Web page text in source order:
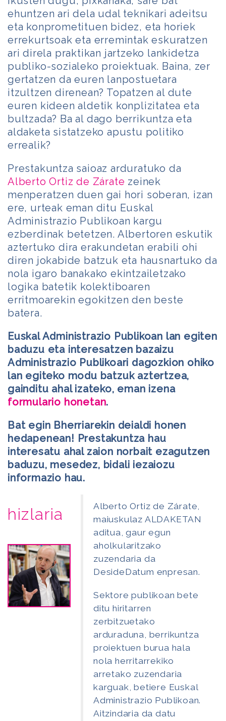
ehuntzen ari dela udal teknikari adeitsu
eta konprometituen bidez, eta horiek
errekurtsoak eta erremintak eskuratzen
ari direla praktikan jartzeko lankidetza
publiko-sozialeko proiektuak. Baina, zer
gertatzen da euren lanpostuetara
itzultzen direnean? Topatzen al dute
euren kideen aldetik konplizitatea eta
bultzada? Ba al dago berrikuntza eta
aldaketa sistatzeko apustu politiko
errealik?
Prestakuntza saioaz arduratuko da
Alberto Ortiz de Zárate zeinek
menperatzen duen gai hori soberan, izan
ere, urteak eman ditu Euskal
Administrazio Publikoan kargu
ezberdinak betetzen. Albertoren eskutik
aztertuko dira erakundetan erabili ohi
diren jokabide batzuk eta hausnartuko da
nola igaro banakako ekintzailetzako
logika batetik kolektiboaren
erritmoarekin egokitzen den beste
batera.
Euskal Administrazio Publikoan lan egiten
baduzu eta interesatzen bazaizu
Administrazio Publikoari dagozkion ohiko
lan egiteko modu batzuk aztertzea,
gainditu ahal izateko, eman izena
formulario honetan.
Bat egin Bherriarekin deialdi honen
hedapenean! Prestakuntza hau
interesatu ahal zaion norbait ezagutzen
baduzu, mesedez, bidali iezaiozu
informazio hau.
hizlaria
Alberto Ortiz de Zárate,
maiuskulaz ALDAKETAN
aditua, gaur egun
aholkularitzako
zuzendaria da
DesideDatum enpresan.
Sektore publikoan bete
ditu hiritarren
zerbitzuetako
arduraduna, berrikuntza
proiektuen burua hala
nola herritarrekiko
arretako zuzendaria
karguak, betiere Euskal
Administrazio Publikoan.
Aitzindaria da datu